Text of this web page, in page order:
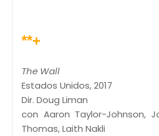
**+
The Wall
Estados Unidos, 2017
Dir. Doug Liman
con Aaron Taylor-Johnson,
Thomas, Laith Nakli